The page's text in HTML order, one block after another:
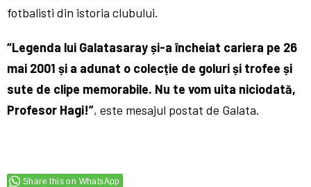
fotbalisti din istoria clubului.
“Legenda lui Galatasaray și-a încheiat cariera pe 26
mai 2001 și a adunat o colecție de goluri și trofee și
sute de clipe memorabile. Nu te vom uita niciodată,
Profesor Hagi!”, este mesajul postat de Galata.
Share this on WhatsApp